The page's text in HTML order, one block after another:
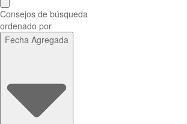
Consejos de búsqueda
ordenado por
Fecha Agregada